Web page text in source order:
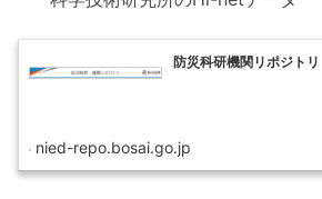
防災科研機関リポジトリ
nied-repo.bosai.go.jp